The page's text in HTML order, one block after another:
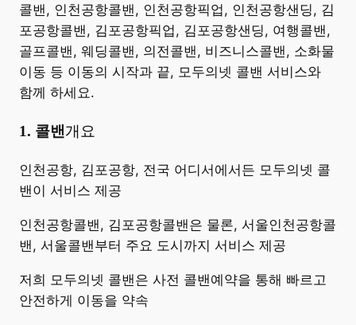
콜밴, 인천공항콜밴, 인천공항픽업, 인천공항샌딩, 김
포공항콜밴, 김포공항픽업, 김포공항샌딩, 여행콜밴,
골프콜밴, 웨딩콜밴, 의전콜밴, 비즈니스콜밴, 소화물
이동 등 이동의 시작과 끝, 모두의넷 콜밴 서비스와
함께 하세요.
​1. 콜밴 개요
​인천공항, 김포공항, 전국 어디서에서든 모두의넷 콜
밴이 서비스 제공
인천공항콜밴, 김포공항콜밴은 물론, 서울인천공항콜
밴, 서울콜밴부터 주요 도시까지 서비스 제공
저희 모두의넷 콜밴은 사전 콜밴예약을 통해 빠르고
안전하게 이동을 약속